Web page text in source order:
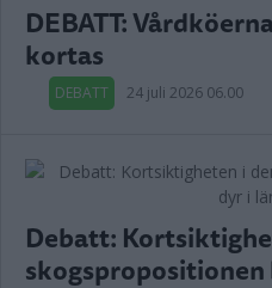
DEBATT:
kortas
DEBATT 24 juli 2026 06.00
Debatt: